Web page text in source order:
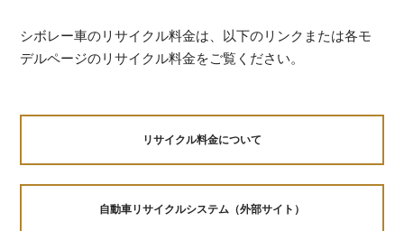
シボレー車のリサイクル料金は、以下のリンクまたは各モ
デルページのリサイクル料金をご覧ください。
リサイクル料金について
自動車リサイクルシステム（外部サイト）